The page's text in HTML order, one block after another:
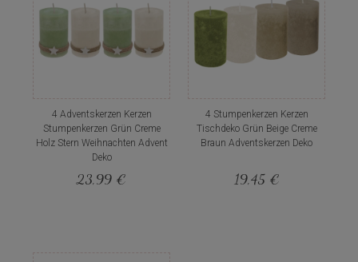
4 Adventskerzen Kerzen
Stumpenkerzen Grün Creme
Holz Stern Weihnachten Advent
Deko
23,99 €
4 Stumpenkerzen Kerzen
Tischdeko Grün Beige Creme
Braun Adventskerzen Deko
19,45 €